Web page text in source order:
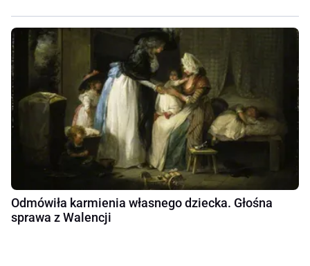
Odmówiła karmienia własnego dziecka. Głośna
sprawa z Walencji